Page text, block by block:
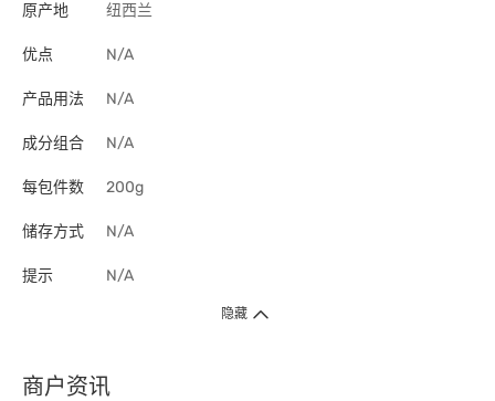
原产地 纽西兰
优点 N/A
产品用法 N/A
成分组合 N/A
每包件数 200g
储存方式 N/A
提示 N/A
隐藏
商户资讯